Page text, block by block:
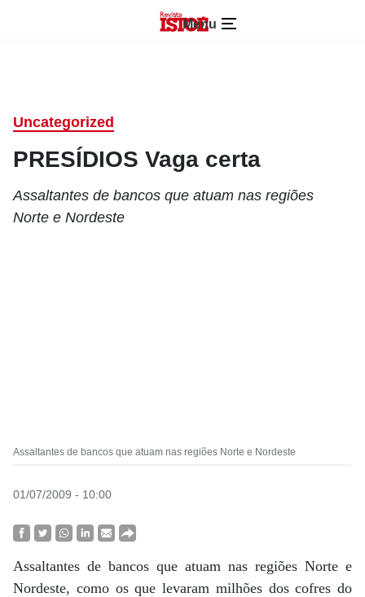
Menu
Uncategorized
PRESÍDIOS Vaga certa
Assaltantes de bancos que atuam nas regiões
Norte e Nordeste
Assaltantes de bancos que atuam nas regiões Norte e Nordeste
01/07/2009 - 10:00
Assaltantes de bancos que atuam nas regiões Norte e
Nordeste, como os que levaram milhões dos cofres do